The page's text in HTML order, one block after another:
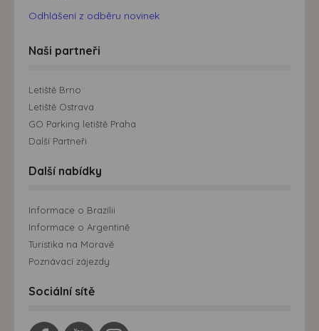
Odhlášení z odběru novinek
Naši partneři
Letiště Brno
Letiště Ostrava
GO Parking letiště Praha
Další Partneři
Další nabídky
Informace o Brazílii
Informace o Argentině
Turistika na Moravě
Poznávací zájezdy
Sociální sítě